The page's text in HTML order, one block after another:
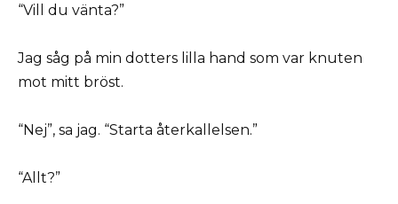
“Vill du vänta?”
Jag såg på min dotters lilla hand som var knuten
mot mitt bröst.
“Nej”, sa jag. “Starta återkallelsen.”
“Allt?”